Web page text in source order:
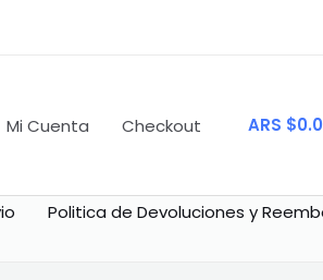
Mi Cuenta Checkout ARS $
Politica de Devoluciones y